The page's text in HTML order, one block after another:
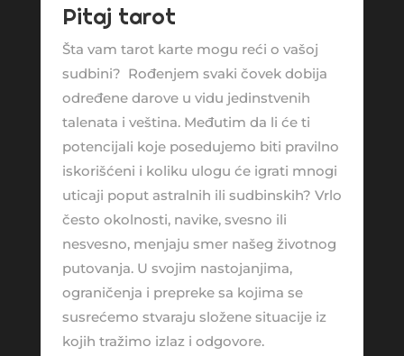
Pitaj tarot
Šta vam tarot karte mogu reći o vašoj
sudbini? Rođenjem svaki čovek dobija
određene darove u vidu jedinstvenih
talenata i veština. Međutim da li će ti
potencijali koje posedujemo biti pravilno
iskorišćeni i koliku ulogu će igrati mnogi
uticaji poput astralnih ili sudbinskih? Vrlo
često okolnosti, navike, svesno ili
nesvesno, menjaju smer našeg životnog
putovanja. U svojim nastojanjima,
ograničenja i prepreke sa kojima se
susrećemo stvaraju složene situacije iz
kojih tražimo izlaz i odgovore.